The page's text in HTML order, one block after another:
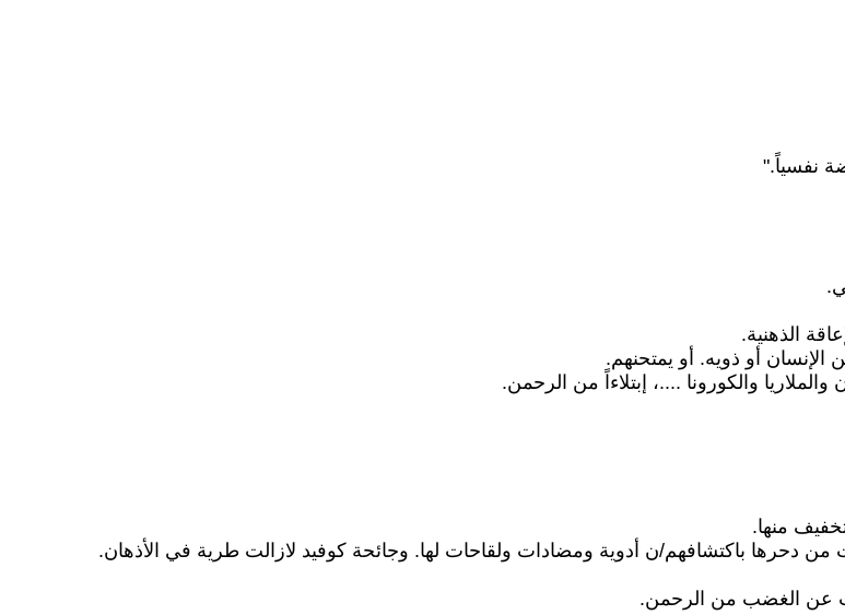
نفسياً."
الذهنية.
أو ذويه. أو يمتحنهم.
والكورونا ....، إبتلاءاً من الرحمن.
منها.
دحرها باكتشافهم/ن أدوية ومضادات ولقاحات لها. وجائحة كوفيد لازالت طرية في الأذهان.
عن الغضب من الرحمن.